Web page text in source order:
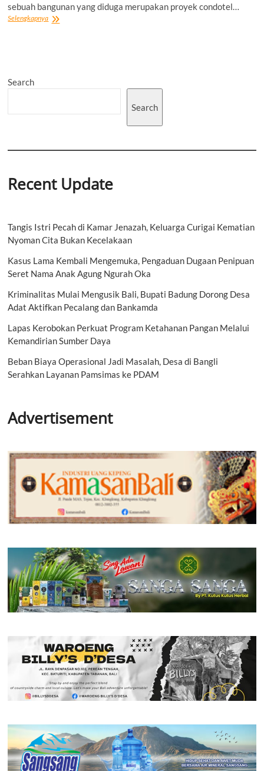
sebuah bangunan yang diduga merupakan proyek condotel…
SelengkapnyaDisorot
Cemagi
di
Belum
Terdaftar
Search
Search
Recent Update
Tangis Istri Pecah di Kamar Jenazah, Keluarga Curigai Kematian
Nyoman Cita Bukan Kecelakaan
Kasus Lama Kembali Mengemuka, Pengaduan Dugaan Penipuan
Seret Nama Anak Agung Ngurah Oka
Kriminalitas Mulai Mengusik Bali, Bupati Badung Dorong Desa
Adat Aktifkan Pecalang dan Bankamda
Lapas Kerobokan Perkuat Program Ketahanan Pangan Melalui
Kemandirian Sumber Daya
Beban Biaya Operasional Jadi Masalah, Desa di Bangli
Serahkan Layanan Pamsimas ke PDAM
Advertisement